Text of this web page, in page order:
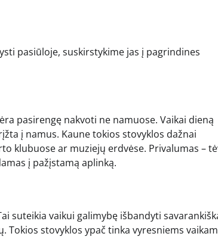
pasiūloje, suskirstykime jas į pagrindines
pasirengę nakvoti ne namuose. Vaikai dieną
į namus. Kaune tokios stovyklos dažnai
klubuose ar muziejų erdvėse. Privalumas –
į pažįstamą aplinką.
suteikia vaikui galimybę išbandyti
stovyklos ypač tinka vyresniems